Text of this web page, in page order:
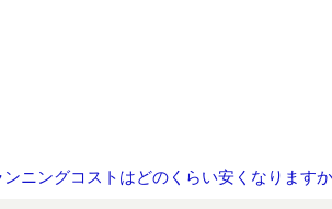
ニングコストはどのくらい安くなります